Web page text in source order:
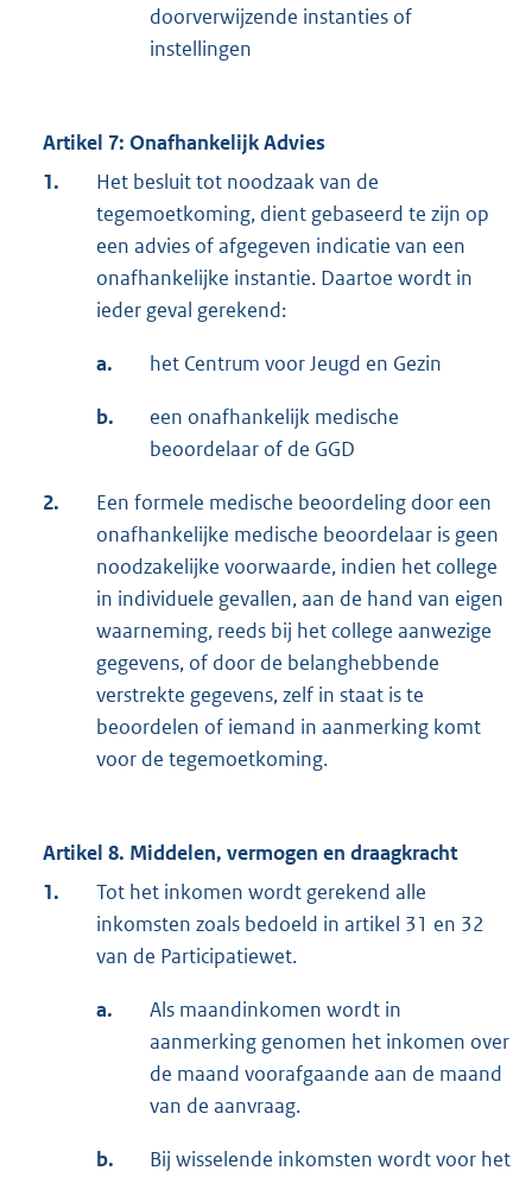
doorverwijzende instanties of
instellingen
Artikel 7: Onafhankelijk Advies
1.
Het besluit tot noodzaak van de
tegemoetkoming, dient gebaseerd te zijn op
een advies of afgegeven indicatie van een
onafhankelijke instantie. Daartoe wordt in
ieder geval gerekend:
a. het Centrum voor Jeugd en Gezin
b.
een onafhankelijk medische
beoordelaar of de GGD
2.
Een formele medische beoordeling door een
onafhankelijke medische beoordelaar is geen
noodzakelijke voorwaarde, indien het college
in individuele gevallen, aan de hand van eigen
waarneming, reeds bij het college aanwezige
gegevens, of door de belanghebbende
verstrekte gegevens, zelf in staat is te
beoordelen of iemand in aanmerking komt
voor de tegemoetkoming.
Artikel 8. Middelen, vermogen en draagkracht
1.
Tot het inkomen wordt gerekend alle
inkomsten zoals bedoeld in artikel 31 en 32
van de Participatiewet.
a.
Als maandinkomen wordt in
aanmerking genomen het inkomen over
de maand voorafgaande aan de maand
van de aanvraag.
b.
Bij wisselende inkomsten wordt voor het